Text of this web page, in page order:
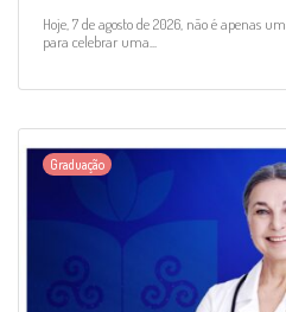
Hoje, 7 de agosto de 2026, não é apenas
para celebrar uma...
Graduação